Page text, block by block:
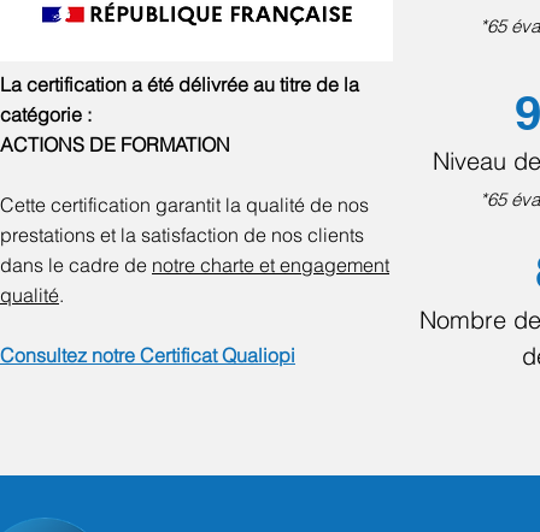
La certification a été délivrée au titre de la
catégorie :
ACTIONS DE FORMATION
Cette certification garantit la qualité de nos
prestations et la satisfaction de nos clients
dans le cadre de notre charte et engagement
qualité.
Consultez notre Certificat Qualiopi
*65
Niveau
*65
Nombre